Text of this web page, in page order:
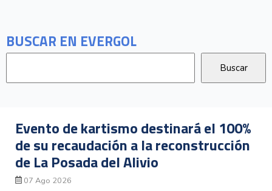
BUSCAR EN EVERGOL
Evento de kartismo destinará el 100%
de su recaudación a la reconstrucción
de La Posada del Alivio
07 Ago 2026